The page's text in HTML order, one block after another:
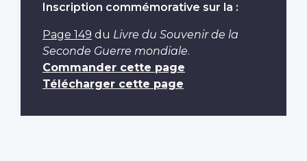
Inscription commémorative sur la :
Page 149 du Livre du Souvenir de la
Seconde Guerre mondiale.
Commander cette page
Télécharger cette page